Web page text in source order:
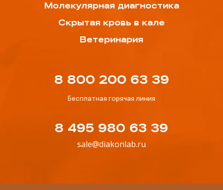
Молекулярная диагностика
Скрытая кровь в кале
Ветеринария
8 800 200 63 39
Бесплатная горячая линия
8 495 980 63 39
sale@diakonlab.ru